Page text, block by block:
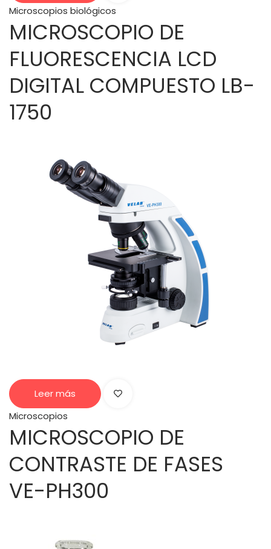
Microscopios biológicos
MICROSCOPIO DE
FLUORESCENCIA LCD
DIGITAL COMPUESTO LB-
1750
Leer más
Microscopios
MICROSCOPIO DE
CONTRASTE DE FASES
VE-PH300